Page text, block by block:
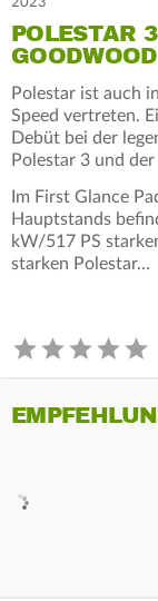
POLESTAR
Polestar ist auch
Speed vertreten.
Debüt bei der
Polestar 3 und
Im First Glance
Hauptstands
kW/517 PS
starken Polestar…